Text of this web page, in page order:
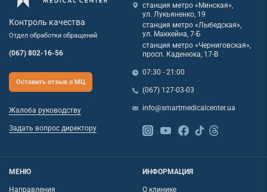
Контроль качества
Отдел обработки обращений
(067) 802-16-56
Оставить отзыв о МЦ
Жалоба руководству
Задать вопрос директору
станция метро «Минская»,
ул. Лукьяненко, 19
станция метро «Лыбедская»,
ул. Маккейна, 7-Б
станция метро «Черниговская»,
просп. Каденюка, 17-В
07:30 - 21:00
(067) 127-03-03
info@smartmedicalcenter.ua
МЕНЮ
Направления
ИНФОРМАЦИЯ
О клинике